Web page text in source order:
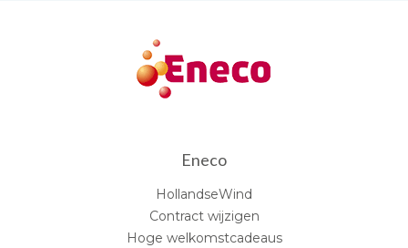
Eneco
HollandseWind
Contract wijzigen
Hoge welkomstcadeaus